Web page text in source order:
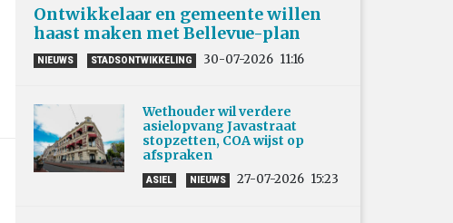
Ontwikkelaar en gemeente willen
haast maken met Bellevue-plan
NIEUWS STADSONTWIKKELING 30-07-2026 11:16
Wethouder wil verdere
asielopvang Javastraat
stopzetten, COA wijst op
afspraken
ASIEL NIEUWS 27-07-2026 15:23